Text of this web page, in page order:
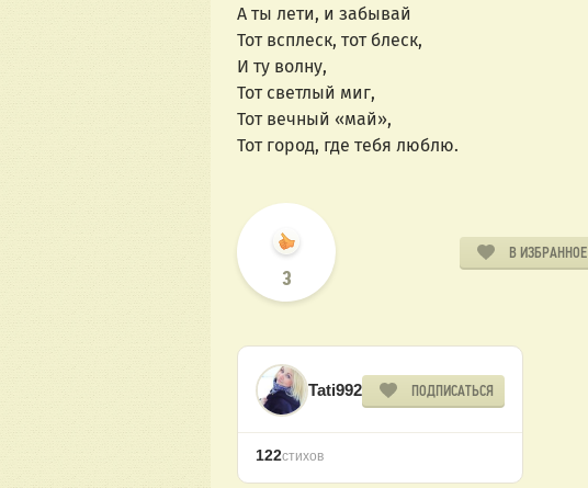
А ты лети, и забывай
Тот всплеск, тот блеск,
И ту волну,
Тот светлый миг,
Тот вечный «май»,
Тот город, где тебя люблю.
3
В ИЗБРАННОЕ
Tati992 ПОДПИСАТЬСЯ
122стихов